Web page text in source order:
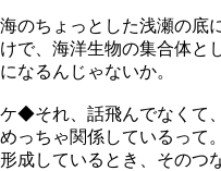
海のちょっとした浅瀬の底
けで、海洋生物の集合体と
になるんじゃないか。
ケ◆それ、話飛んでなくて
めっちゃ関係しているって
形成しているとき、そのつ